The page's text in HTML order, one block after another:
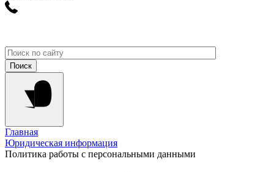
Главная
Юридическая информация
Политика работы с персональными данными